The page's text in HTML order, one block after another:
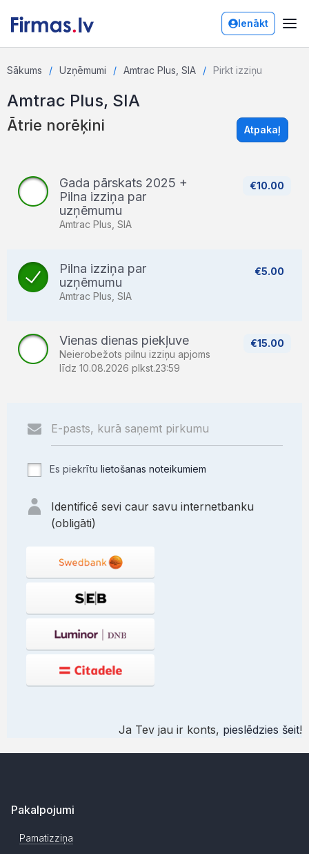
Ienākt
Sākums Uzņēmumi Amtrac Plus, SIA Pirkt izziņu
Amtrac Plus, SIA
Ātrie norēķini Atpakaļ
€10.00
Gada pārskats 2025 +
Pilna izziņa par
uzņēmumu
Amtrac Plus, SIA
€5.00
Pilna izziņa par
uzņēmumu
Amtrac Plus, SIA
€15.00
Vienas dienas piekļuve
Neierobežots pilnu izziņu apjoms
līdz 10.08.2026 plkst.23:59
Es piekrītu lietošanas noteikumiem
Identificē sevi caur savu internetbanku
(obligāti)
Ja Tev jau ir konts, pieslēdzies šeit!
Pakalpojumi
Pamatizziņa